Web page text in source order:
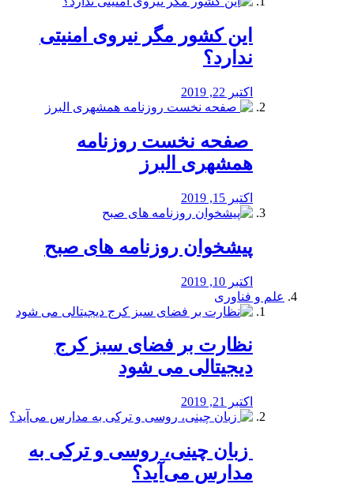
این کشور مگر نیروی امنیتی
ندارد؟
اکتبر 22, 2019
️ صفحه نخست روزنامه‌
همشهری البرز
اکتبر 15, 2019
پیشخوان روزنامه های صبح
اکتبر 10, 2019
علم و فناوری
نظارت بر فضای سبز کرج
دیجیتالی می شود
اکتبر 21, 2019
️ زبان چینی، روسی و ترکی به
مدارس می‌آید؟